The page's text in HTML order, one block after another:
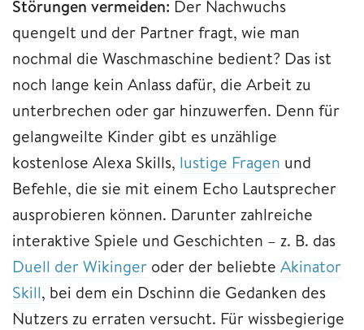
Störungen vermeiden: Der Nachwuchs
quengelt und der Partner fragt, wie man
nochmal die Waschmaschine bedient? Das ist
noch lange kein Anlass dafür, die Arbeit zu
unterbrechen oder gar hinzuwerfen. Denn für
gelangweilte Kinder gibt es unzählige
kostenlose Alexa Skills, lustige Fragen und
Befehle, die sie mit einem Echo Lautsprecher
ausprobieren können. Darunter zahlreiche
interaktive Spiele und Geschichten – z. B. das
Duell der Wikinger oder der beliebte Akinator
Skill, bei dem ein Dschinn die Gedanken des
Nutzers zu erraten versucht. Für wissbegierige